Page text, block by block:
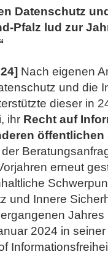
Datenschutz
Pfalz lud zur
Nach eigenen
und die
dieser in
ihr Recht auf
öffentlichen
erneut
und Innere
Jahres
2024 in seiner